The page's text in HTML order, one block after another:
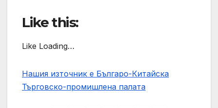
Like this:
Like Loading…
Нашия източник е Българо-Китайска
Търговско-промишлена палaта